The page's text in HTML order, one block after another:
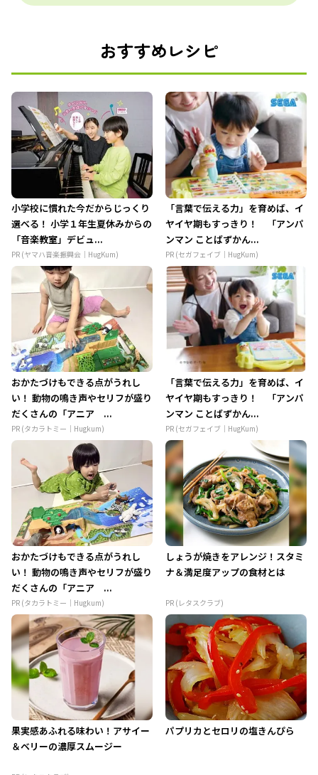
おすすめレシピ
小学校に慣れた今だからじっくり
選べる！ 小学１年生夏休みからの
「音楽教室」デビュ...
PR (ヤマハ音楽振興会｜HugKum)
「言葉で伝える力」を育めば、イ
ヤイヤ期もすっきり！ 「アンパ
ンマン ことばずかん...
PR (セガフェイブ｜HugKum)
おかたづけもできる点がうれし
い！ 動物の鳴き声やセリフが盛り
だくさんの「アニア ...
PR (タカラトミー｜Hugkum)
「言葉で伝える力」を育めば、イ
ヤイヤ期もすっきり！ 「アンパ
ンマン ことばずかん...
PR (セガフェイブ｜HugKum)
おかたづけもできる点がうれし
い！ 動物の鳴き声やセリフが盛り
だくさんの「アニア ...
PR (タカラトミー｜Hugkum)
しょうが焼きをアレンジ！スタミ
ナ＆満足度アップの食材とは
PR (レタスクラブ)
果実感あふれる味わい！アサイー
＆ベリーの濃厚スムージー
パプリカとセロリの塩きんぴら